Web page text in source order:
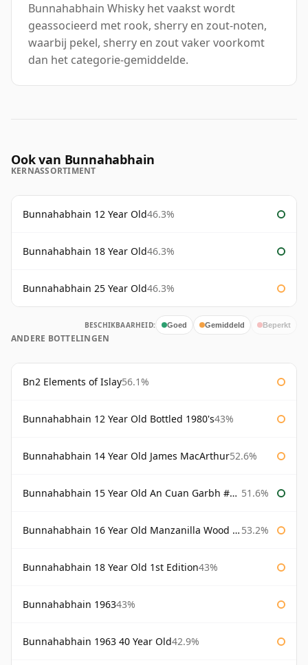
Bunnahabhain Whisky het vaakst wordt
geassocieerd met rook, sherry en zout-noten,
waarbij pekel, sherry en zout vaker voorkomt
dan het categorie-gemiddelde.
Ook van Bunnahabhain
KERNASSORTIMENT
Bunnahabhain 12 Year Old46.3%
Bunnahabhain 18 Year Old46.3%
Bunnahabhain 25 Year Old46.3%
BESCHIKBAARHEID: Goed Gemiddeld Beperkt
ANDERE BOTTELINGEN
Bn2 Elements of Islay56.1%
Bunnahabhain 12 Year Old Bottled 1980's43%
Bunnahabhain 14 Year Old James MacArthur52.6%
Bunnahabhain 15 Year Old An Cuan Garbh #1 Westering Home Collection 51.6%
Bunnahabhain 16 Year Old Manzanilla Wood Finish 53.2%
Bunnahabhain 18 Year Old 1st Edition43%
Bunnahabhain 196343%
Bunnahabhain 1963 40 Year Old42.9%